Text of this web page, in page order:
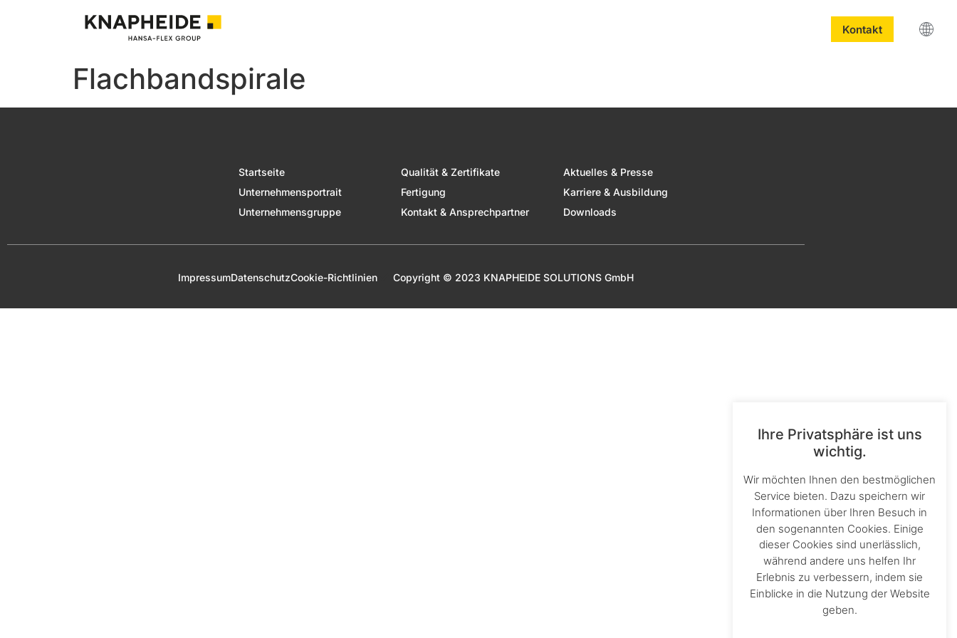
Kontakt
Flachbandspirale
Startseite
Unternehmensportrait
Unternehmensgruppe
Qualität & Zertifikate
Fertigung
Kontakt & Ansprechpartner
Aktuelles & Presse
Karriere & Ausbildung
Downloads
ImpressumDatenschutzCookie-Richtlinien Copyright © 2023 KNAPHEIDE SOLUTIONS GmbH
Ihre Privatsphäre ist uns
wichtig.
Wir möchten Ihnen den bestmöglichen
Service bieten. Dazu speichern wir
Informationen über Ihren Besuch in
den sogenannten Cookies. Einige
dieser Cookies sind unerlässlich,
während andere uns helfen Ihr
Erlebnis zu verbessern, indem sie
Einblicke in die Nutzung der Website
geben.